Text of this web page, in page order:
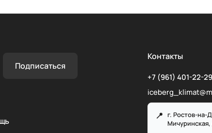
Подписаться
Контакты
+7 (961) 401-22-29
г. Ростов-на-
Мичуринская,